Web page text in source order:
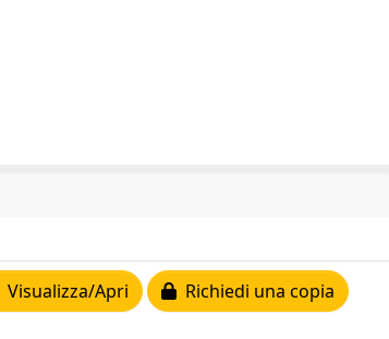
Visualizza/Apri Richiedi una copia